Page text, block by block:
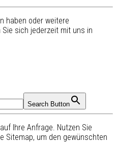
haben oder weitere
sich jederzeit mit uns in
Search Button
Ihre Anfrage. Nutzen Sie
Sitemap, um den gewünschten